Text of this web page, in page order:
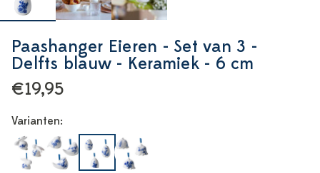
Paashanger Eieren - Set van 3 -
Delfts blauw - Keramiek - 6 cm
€19,95
Varianten: